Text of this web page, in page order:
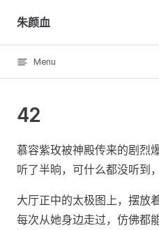
Skip to content
朱颜血
Menu
42
慕容紫玫被神殿传来的剧烈
听了半晌，可什么都没听到
大厅正中的太极图上，摆放
每次从她身边走过，仿佛都